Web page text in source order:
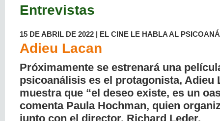
Entrevistas
15 DE ABRIL DE 2022 | EL CINE LE HABLA AL
Adieu Lacan
Próximamente se estrenará una
psicoanálisis es el protagonista, Adieu
muestra que “el deseo existe, es un
comenta Paula Hochman, quien
junto con el director, Richard Leder.